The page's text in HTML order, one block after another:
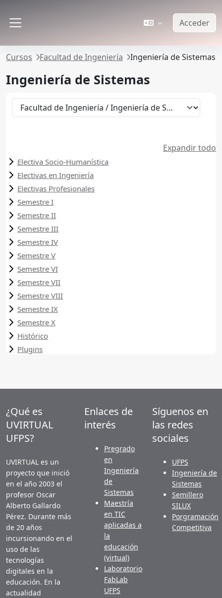
Acceder
Cursos Facultad de Ingeniería Ingeniería de Sistemas
Ingeniería de Sistemas
Categorías
Expandir todo
Electiva Socio-Humanística
Electivas en Ingeniería
Electivas Profesionales
Semestre I
Semestre II
Semestre III
Semestre IV
Semestre V
Semestre VI
Semestre VII
Semestre VIII
Semestre IX
Semestre X
Histórico
Plugins
¿Qué es
UVIRTUAL
UFPS?
UVIRTUAL es un
proyecto que inició
en el año 2003 el
profesor Oscar
Alberto Gallardo
Pérez. Durante más
de 20 años
incursionando en el
uso de las
tecnologías
digitales en la
educación. En la
actualidad
Enlaces de
interés
Pregrado
en
Ingeniería
de
Sistemas
Maestría
en TIC
aplicadas a
la
educación
(virtual)
Laboratorio
FabLab
UFPS
Síguenos en
las redes
sociales
UFPS
Ingeniería de
Sistemas
Semillero
SILUX
Porgramación
Competitiva